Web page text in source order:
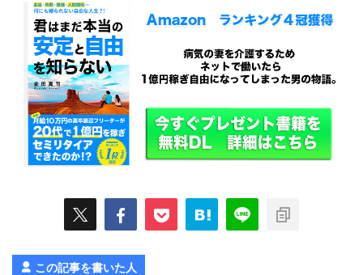
この記事を書いた人